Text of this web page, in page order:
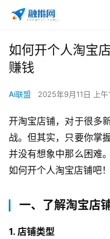
如何开个人淘宝
赚钱
Ai联盟 2025年9月11日 上
开淘宝店铺，对于很多
战。但其实，只要你掌
并没有想象中那么困难
如何开个人淘宝店铺吧！
一、了解淘宝店
1. 店铺类型